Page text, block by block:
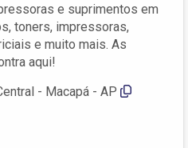
e suprimentos em
toners, impressoras,
e muito mais. As
aqui!
- Macapá - AP